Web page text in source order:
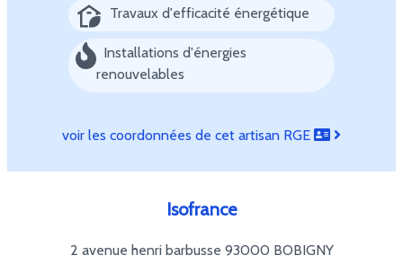
Travaux d'efficacité énergétique
Installations d'énergies
renouvelables
voir les coordonnées de cet artisan RGE
Isofrance
2 avenue henri barbusse 93000 BOBIGNY